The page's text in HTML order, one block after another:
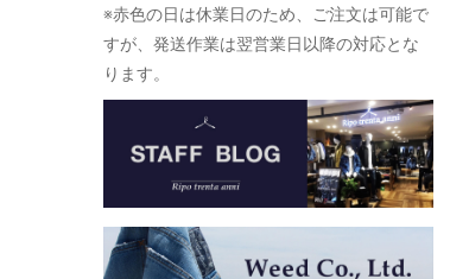
※赤色の日は休業日のため、ご注文は可能で
すが、発送作業は翌営業日以降の対応とな
ります。